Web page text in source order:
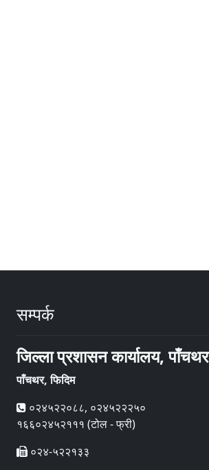
सम्पर्क
जिल्ला प्रशासन कार्यालय, पाँचथर
पाँचथर, फिदिम
०२४५२२०८८, ०२४५२२२५०
१६६०२४५२१११ (टोल - फ्री)
०२४-५२२१३३